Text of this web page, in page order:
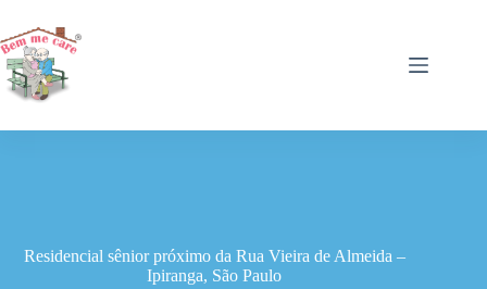
para
o
conteúdo
Residencial sênior próximo da Rua Vieira de Almeida –
Ipiranga, São Paulo